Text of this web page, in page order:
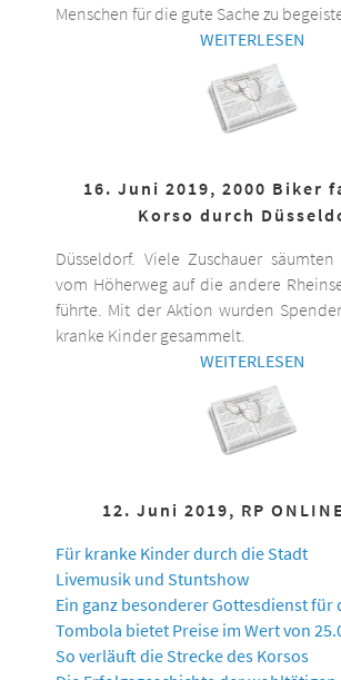
Menschen für die gute Sache zu
WEITERLESEN
16. Juni 2019, 2000 Biker
Korso durch
Düsseldorf. Viele Zuschauer
vom Höherweg auf die andere
führte. Mit der Aktion wurden
kranke Kinder gesammelt.
WEITERLESEN
12. Juni 2019, RP
Für kranke Kinder durch die Stadt
Livemusik und Stuntshow
Ein ganz besonderer Gottesdienst für
Tombola bietet Preise im Wert von
So verläuft die Strecke des Korsos